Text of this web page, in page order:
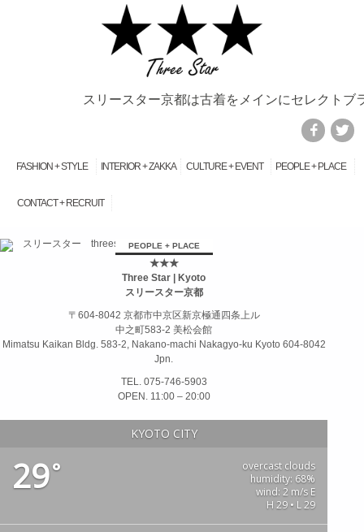
スリースター京都は古着をメインにセレクト
FASHION + STYLE INTERIOR + ZAKKA CULTURE + EVENT PEOPLE + PLACE
CONTACT + RECRUIT
займ на карту онлайн без отказаPEOPLE + PLACE
★★★
Three Star | Kyoto
スリースター京都
〒604-8042 京都市中京区新京極通四条上ル
中之町583-2 美松会館
Mimatsu Kaikan Bldg. 583-2, Nakano-machi Nakagyo-ku Kyoto 604-8042
Jpn.
TEL. 075-746-5903
OPEN. 11:00 – 20:00
KYOTO CITY
29°
overcast clouds
humidity: 68%
wind: 2 m/s E
H 29 • L 29